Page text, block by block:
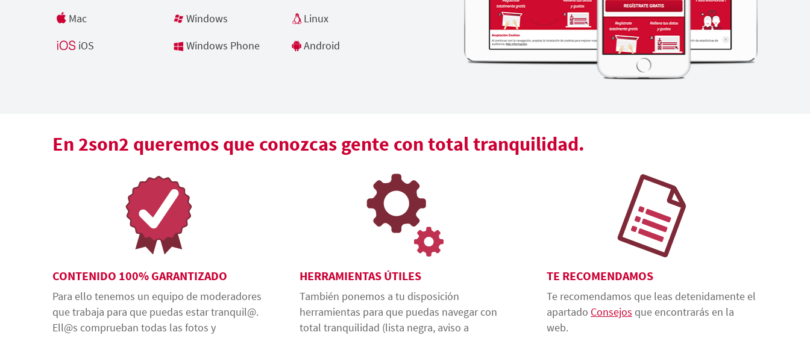
Mac Windows
Linux
iOS
Windows Phone Android
En 2son2 queremos que conozcas gente con total tranquilidad.
CONTENIDO 100% GARANTIZADO
Para ello tenemos un equipo de moderadores
que trabaja para que puedas estar tranquil@.
Ell@s comprueban todas las fotos y
HERRAMIENTAS ÚTILES
También ponemos a tu disposición
herramientas para que puedas navegar con
total tranquilidad (lista negra, aviso a
TE RECOMENDAMOS
Te recomendamos que leas detenidamente el
apartado Consejos que encontrarás en la
web.